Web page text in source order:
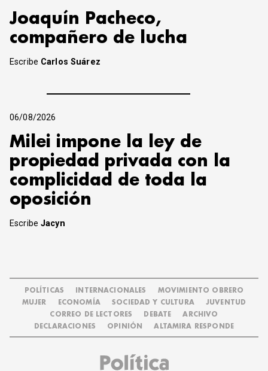
Joaquín Pacheco,
compañero de lucha
Escribe Carlos Suárez
06/08/2026
Milei impone la ley de
propiedad privada con la
complicidad de toda la
oposición
EscribeJacyn
POLÍTICAS INTERNACIONALES
MOVIMIENTO OBRERO
MUJER
ECONOMÍA SOCIEDAD Y CULTURA
JUVENTUD
CORREO DE LECTORES
DEBATE
ARCHIVO
DECLARACIONES
OPINIÓN ALTAMIRA RESPONDE